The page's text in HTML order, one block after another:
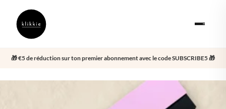
🎁 €5 de réduction sur ton premier abonnement avec le code SUBSCRIBE5 🎁